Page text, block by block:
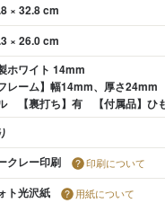
× 32.8 cm
× 26.0 cm
ホワイト 14mm
フレーム】幅14mm、厚さ
【裏打ち】有 【付属品】ひ
クレー印刷 印刷について
ト光沢紙 用紙について